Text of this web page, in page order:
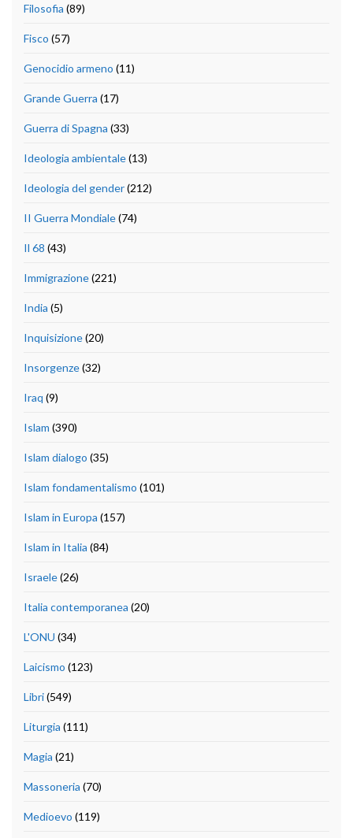
Filosofia (89)
Fisco (57)
Genocidio armeno (11)
Grande Guerra (17)
Guerra di Spagna (33)
Ideologia ambientale(13)
Ideologia del gender(212)
II Guerra Mondiale(74)
Il 68 (43)
Immigrazione(221)
India (5)
Inquisizione(20)
Insorgenze(32)
Iraq (9)
Islam (390)
Islam dialogo (35)
Islam fondamentalismo (101)
Islam in Europa (157)
Islam in Italia (84)
Israele(26)
Italia contemporanea (20)
L'ONU (34)
Laicismo (123)
Libri(549)
Liturgia (111)
Magia (21)
Massoneria (70)
Medioevo (119)